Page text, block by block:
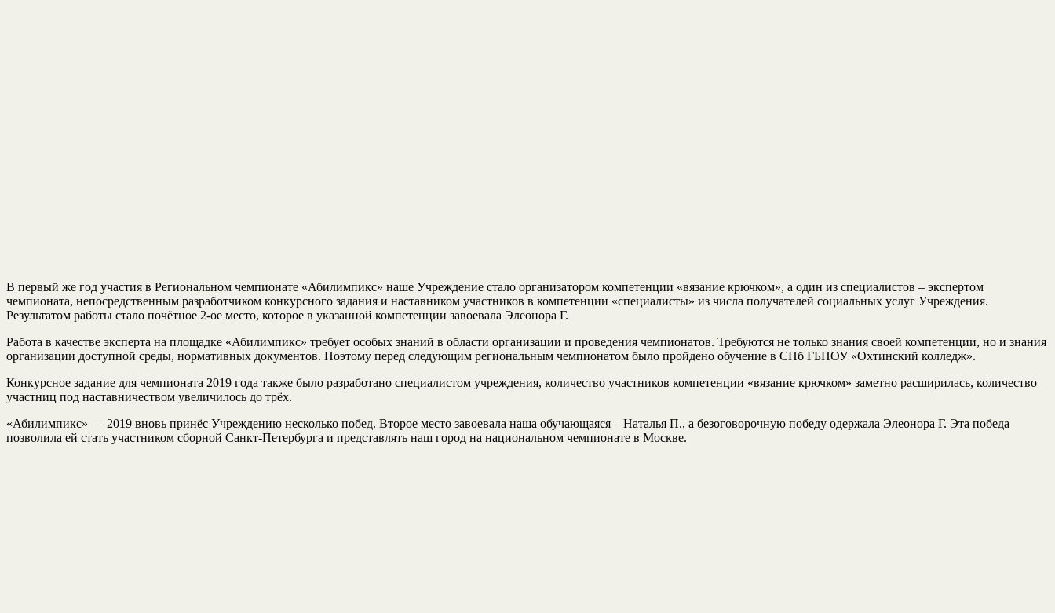
В первый же год участия в Региональном чемпионате «Абилимпикс» наше Учреждение стало организатором компетенции «вязание крючком», а один из специалистов – экспертом
чемпионата, непосредственным разработчиком конкурсного задания и наставником участников в компетенции «специалисты» из числа получателей социальных услуг Учреждения.
Результатом работы стало почётное 2-ое место, которое в указанной компетенции завоевала Элеонора Г.
Работа в качестве эксперта на площадке «Абилимпикс» требует особых знаний в области организации и проведения чемпионатов. Требуются не только знания своей компетенции, но и знания
организации доступной среды, нормативных документов. Поэтому перед следующим региональным чемпионатом было пройдено обучение в СПб ГБПОУ «Охтинский колледж».
Конкурсное задание для чемпионата 2019 года также было разработано специалистом учреждения, количество участников компетенции «вязание крючком» заметно расширилась, количество
участниц под наставничеством увеличилось до трёх.
«Абилимпикс» — 2019 вновь принёс Учреждению несколько побед. Второе место завоевала наша обучающаяся – Наталья П., а безоговорочную победу одержала Элеонора Г. Эта победа
позволила ей стать участником сборной Санкт-Петербурга и представлять наш город на национальном чемпионате в Москве.